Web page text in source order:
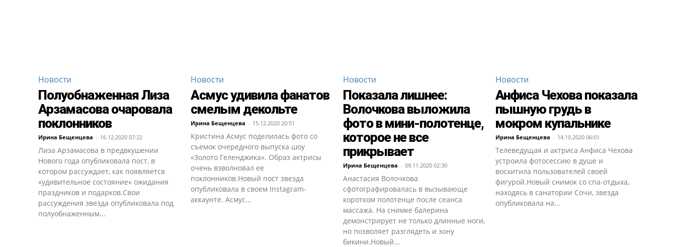
Новости
Полуобнаженная Лиза
Арзамасова очаровала
поклонников
Ирина Бещенцева - 16.12.2020 07:22
Лиза Арзамасова в предвкушении
Нового года опубликовала пост, в
котором рассуждает, как появляется
«удивительное состояние» ожидания
праздников и подарков.Свои
рассуждения звезда опубликовала под
полуобнаженным...
Новости
Асмус удивила фанатов
смелым декольте
Ирина Бещенцева - 15.12.2020 20:51
Кристина Асмус поделилась фото со
съемок очередного выпуска шоу
«Золото Геленджика». Образ актрисы
очень взволновал ее
поклонников.Новый пост звезда
опубликовала в своем Instagram-
аккаунте. Асмус...
Новости
Показала лишнее:
Волочкова выложила
фото в мини-полотенце,
которое не все
прикрывает
Ирина Бещенцева - 09.11.2020 02:30
Анастасия Волочкова
сфотографировалась в вызывающе
коротком полотенце после сеанса
массажа. На снимке балерина
демонстрирует не только длинные ноги,
но позволяет разглядеть и зону
бикини.Новый...
Новости
Анфиса Чехова показала
пышную грудь в
мокром купальнике
Ирина Бещенцева - 14.10.2020 06:01
Телеведущая и актриса Анфиса Чехова
устроила фотосессию в душе и
восхитила пользователей своей
фигурой.Новый снимок со спа-отдыха,
находясь в санатории Сочи, звезда
опубликовала на...